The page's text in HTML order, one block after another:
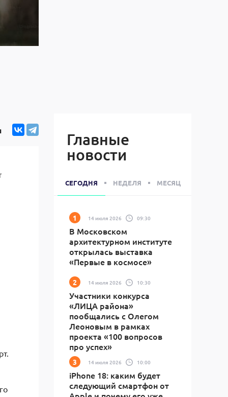
Главные
новости
СЕГОДНЯ НЕДЕЛЯ МЕСЯЦ
14 июля 2026 09:30
В Московском
архитектурном институте
открылась выставка
«Первые в космосе»
14 июля 2026 10:30
Участники конкурса
«ЛИЦА района»
пообщались с Олегом
Леоновым в рамках
проекта «100 вопросов
про успех»
14 июля 2026 10:00
iPhone 18: каким будет
следующий смартфон от